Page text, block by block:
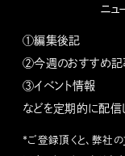
ニュ
①編集後記
②今週のおすすめ記
③イベント情報
などを定期的に配信
*ご登録頂くと、弊社の